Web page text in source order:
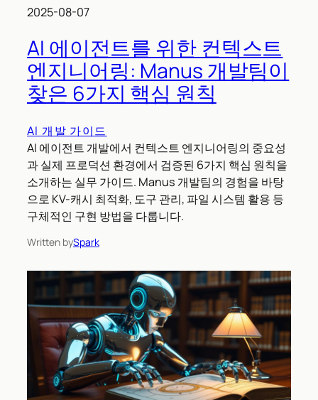
2025-08-07
AI 에이전트를 위한 컨텍스트
엔지니어링: Manus 개발팀이
찾은 6가지 핵심 원칙
AI 개발 가이드
AI 에이전트 개발에서 컨텍스트 엔지니어링의 중요성
과 실제 프로덕션 환경에서 검증된 6가지 핵심 원칙을
소개하는 실무 가이드. Manus 개발팀의 경험을 바탕
으로 KV-캐시 최적화, 도구 관리, 파일 시스템 활용 등
구체적인 구현 방법을 다룹니다.
Written bySpark